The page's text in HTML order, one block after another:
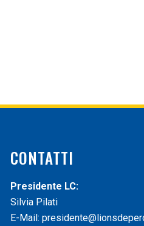
CONTATTI
Presidente LC:
Silvia Pilati
E-Mail: